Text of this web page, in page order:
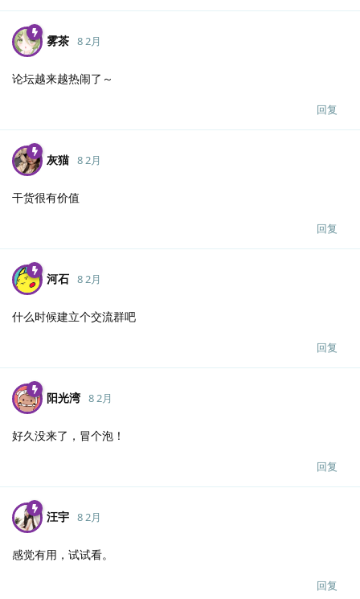
雾茶 8 2月
论坛越来越热闹了～
回复
灰猫 8 2月
干货很有价值
回复
河石 8 2月
什么时候建立个交流群吧
回复
阳光湾 8 2月
好久没来了，冒个泡！
回复
汪宇 8 2月
感觉有用，试试看。
回复